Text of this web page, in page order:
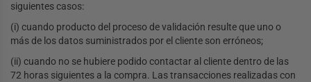
siguientes casos:
(i) cuando producto del proceso de validación resulte que uno o
más de los datos suministrados por el cliente son erróneos;
(ii) cuando no se hubiere podido contactar al cliente dentro de las
72 horas siguientes a la compra. Las transacciones realizadas con